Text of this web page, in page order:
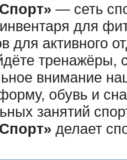
— сеть
для
для активного
тренажёры,
внимание
обувь и
занятий
делает